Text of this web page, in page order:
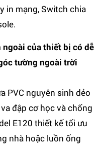
in mạng, Switch chia
ngoài của thiết bị có dễ
tường ngoài trời
PVC nguyên sinh dẻo
đập cơ học và chống
E120 thiết kế tối ưu
nhà hoặc luồn ống